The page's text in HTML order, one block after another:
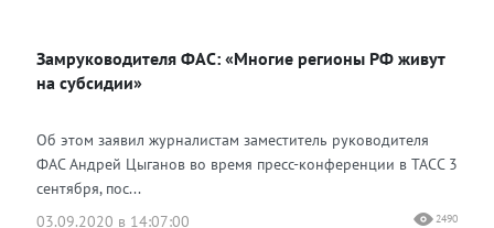
Одноклассники
Замруководителя ФАС: «Многие регионы РФ живут
на субсидии»
Об этом заявил журналистам заместитель руководителя
ФАС Андрей Цыганов во время пресс-конференции в ТАСС 3
сентября, пос...
03.09.2020 в 14:07:00
2490